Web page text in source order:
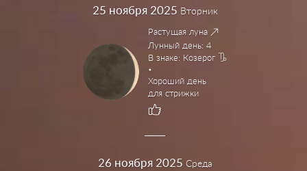
25 ноября 2025 Вторник
Растущая луна
Лунный день: 4
В знаке: Козерог
Хороший день
для стрижки
26 ноября 2025 Среда